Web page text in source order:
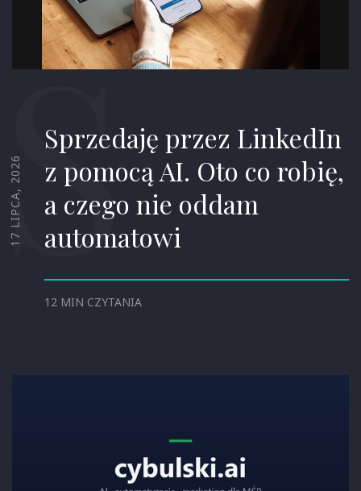
17 LIPCA, 2026
S
Sprzedaję przez LinkedIn
z pomocą AI. Oto co robię,
a czego nie oddam
automatowi
12 MIN CZYTANIA